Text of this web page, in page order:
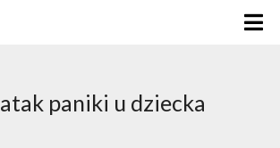
atak paniki u dziecka